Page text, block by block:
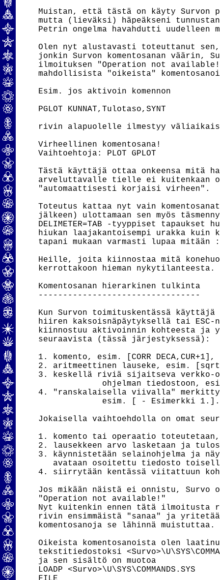
Muistan, että tästä on käyty Survon
mutta (lieväksi) häpeäkseni
Petrin ongelma havahdutti
Olen nyt alustavasti toteuttanut
jonkin Survon komentosanan väärin,
ilmoituksen "Operation not
mahdollisista "oikeista"
Esim. jos aktivoin komennon
PGLOT KUNNAT,Tulotaso,SYNT
rivin alapuolelle ilmestyy
Virheellinen komentosana!
Vaihtoehtoja: PLOT GPLOT
Tästä käyttäjä ottaa onkeensa mitä
arveluttavalle tielle ei kuitenkaan
"automaattisesti korjaisi virheen".
Toteutus kattaa nyt vain
jälkeen) ulottamaan sen myös
DELIMETER=TAB -tyyppiset
hiukan laajakantoisempi urakka kuin
tapani mukaan varmasti lupaa mitään
Heille, joita kiinnostaa mitä
kerrottakoon hieman nykytilanteesta.
Komentosanan hierarkinen tulkinta
---------------------------------
Kun Survon toimituskentässä
hiiren kaksoisnäpäytyksellä tai
kiinnostuu aktivoinnin kohteesta
seuraavista (tässä järjestyksessä):
1. komento, esim. [CORR DECA,CUR+1],
2. aritmeettinen lauseke, esim.
3. keskellä riviä sijaitseva verkko-
ohjelman tiedostoon,
4. "ranskalaisella viivalla" merkitty
             esim. [ - Esimerkki 1.].
Jokaisella vaihtoehdolla on omat
1. komento tai operaatio toteutetaan,
2. lausekkeen arvo lasketaan ja
3. käynnistetään selainohjelma ja
avataan osoitettu tiedosto
4. siirrytään kentässä viitattuun
Jos mikään näistä ei onnistu, Survo
"Operation not available!"
Nyt kuitenkin ennen tätä ilmoitusta
rivin ensimmäistä "sanaa" ja
komentosanoja se lähinnä muistuttaa.
Oikeista komentosanoista olen
tekstitiedostoksi
ja sen sisältö on muotoa
LOADP <Survo>\U\SYS\COMMANDS.SYS